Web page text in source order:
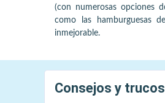
(con numerosas opciones
como las hamburguesas
inmejorable.
Consejos y trucos